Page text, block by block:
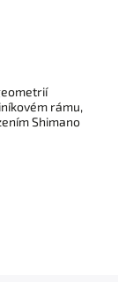
rámu,
Shimano